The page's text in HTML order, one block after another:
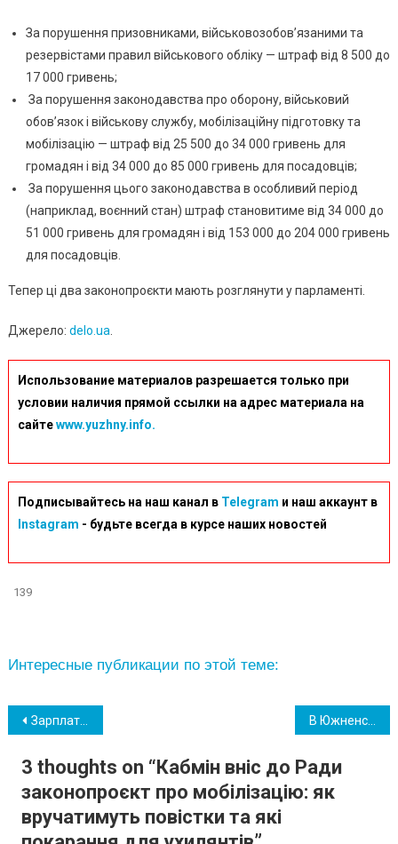
За порушення призовниками, військовозобов’язаними та
резервістами правил військового обліку — штраф від 8 500 до
17 000 гривень;
За порушення законодавства про оборону, військовий
обов’язок і військову службу, мобілізаційну підготовку та
мобілізацію — штраф від 25 500 до 34 000 гривень для
громадян і від 34 000 до 85 000 гривень для посадовців;
За порушення цього законодавства в особливий період
(наприклад, воєнний стан) штраф становитиме від 34 000 до
51 000 гривень для громадян і від 153 000 до 204 000 гривень
для посадовців.
Тепер ці два законопроєкти мають розглянути у парламенті.
Джерело: delo.ua
Использование материалов разрешается только при
условии наличия прямой ссылки на адрес материала на
сайтеwww.yuzhny.info.
Подписывайтесь на наш канал в Telegram и наш аккаунт в
Instagram - будьте всегда в курсе наших новостей
139
Интересные публикации по этой теме:
Навігація
записів
Зарплати в Україні: хто отримує найбільше, а хто – найменше В Южненській ОТГ відбулися зустрічі в межах кампанії «Робота для ВПО: ти потрібен»
3 thoughts on “Кабмін вніс до Ради
законопроєкт про мобілізацію: як
вручатимуть повістки та які